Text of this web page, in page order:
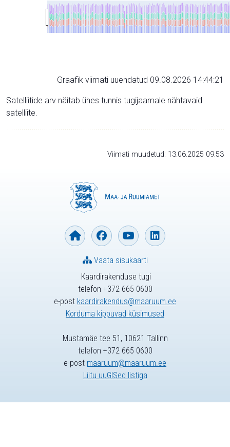
Graafik viimati uuendatud 09.08.2026 14:44:21
Satelliitide arv näitab ühes tunnis tugijaamale nähtavaid
satelliite.
Viimati muudetud: 13.06.2025 09:53
Kaardirakenduse tugi
telefon +372 665 0600
e-post kaardirakendus@maaruum.ee
Korduma kippuvad küsimused
Vaata sisukaarti
Mustamäe tee 51, 10621 Tallinn
telefon +372 665 0600
e-post maaruum@maaruum.ee
Liitu uuGISed listiga